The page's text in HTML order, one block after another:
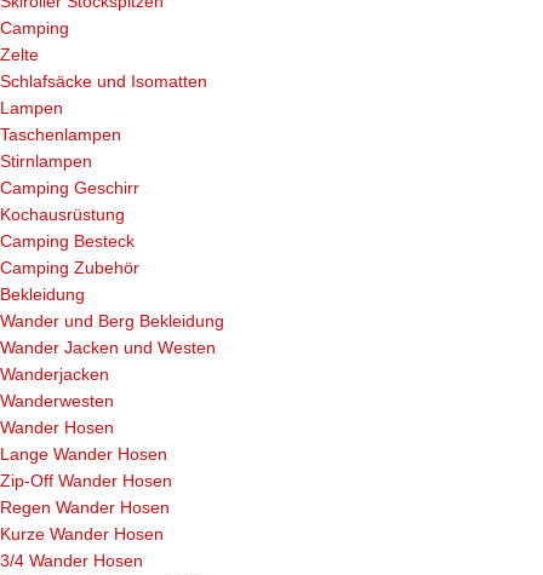
Camping
Zelte
Schlafsäcke und Isomatten
Lampen
Taschenlampen
Stirnlampen
Camping Geschirr
Kochausrüstung
Camping Besteck
Camping Zubehör
Bekleidung
Wander und Berg Bekleidung
Wander Jacken und Westen
Wanderjacken
Wanderwesten
Wander Hosen
Lange Wander Hosen
Zip-Off Wander Hosen
Regen Wander Hosen
Kurze Wander Hosen
3/4 Wander Hosen